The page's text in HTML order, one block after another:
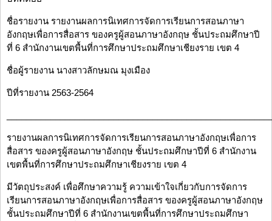
ชื่อรายงาน รายงานผลการนิเทศการจัดการเรียนการสอนภาษา
อังกฤษเพื่อการสื่อสาร ของครูผู้สอนภาษาอังกฤษ ชั้นประถมศึกษาปี
ที่ 6 สำนักงานเขตพื้นที่การศึกษาประถมศึกษาเชียงราย เขต 4
ชื่อผู้รายงาน นางสาวลักษมณ มุงเมือง
ปีที่รายงาน 2563-2564
รายงานผลการนิเทศการจัดการเรียนการสอนภาษาอังกฤษเพื่อการ
สื่อสาร ของครูผู้สอนภาษาอังกฤษ ชั้นประถมศึกษาปีที่ 6 สำนักงาน
เขตพื้นที่การศึกษาประถมศึกษาเชียงราย เขต 4
มีวัตถุประสงค์ เพื่อศึกษาความรู้ ความเข้าใจเกี่ยวกับการจัดการ
เรียนการสอนภาษาอังกฤษเพื่อการสื่อสาร ของครูผู้สอนภาษาอังกฤษ
ชั้นประถมศึกษาปีที่ 6 สำนักงานเขตพื้นที่การศึกษาประถมศึกษา